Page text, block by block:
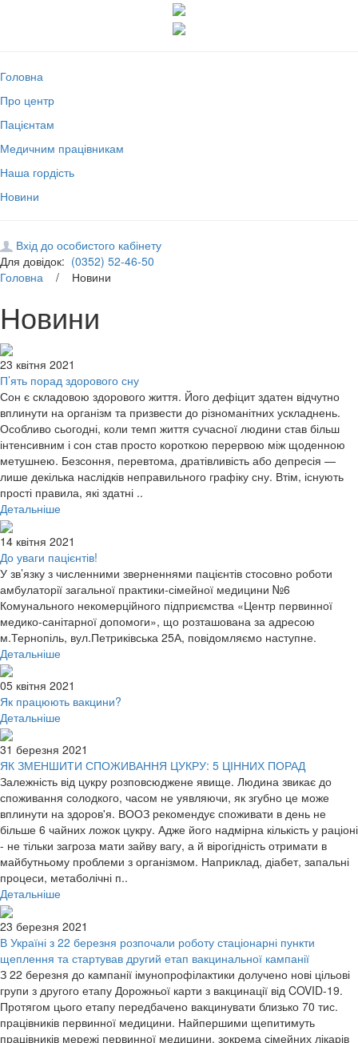
Головна
Про центр
Пацієнтам
Медичним працівникам
Наша гордість
Новини
Вхід до особистого кабінету
Для довідок: (0352) 52-46-50
Головна / Новини
Новини
23 квітня 2021
П’ять порад здорового сну
Сон є складовою здорового життя. Його дефіцит здатен відчутно
вплинути на організм та призвести до різноманітних ускладнень.
Особливо сьогодні, коли темп життя сучасної людини став більш
інтенсивним і сон став просто короткою перервою між щоденною
метушнею. Безсоння, перевтома, дратівливість або депресія —
лише декілька наслідків неправильного графіку сну. Втім, існують
прості правила, які здатні ..
Детальніше
14 квітня 2021
До уваги пацієнтів!
У зв’язку з численними зверненнями пацієнтів стосовно роботи
амбулаторії загальної практики-сімейної медицини №6
Комунального некомерційного підприємства «Центр первинної
медико-санітарної допомоги», що розташована за адресою
м.Тернопіль, вул.Петриківська 25А, повідомляємо наступне.
Детальніше
05 квітня 2021
Як працюють вакцини?
Детальніше
31 березня 2021
ЯК ЗМЕНШИТИ СПОЖИВАННЯ ЦУКРУ: 5 ЦІННИХ ПОРАД
Залежність від цукру розповсюджене явище. Людина звикає до
споживання солодкого, часом не уявляючи, як згубно це може
вплинути на здоров'я. ВООЗ рекомендує споживати в день не
більше 6 чайних ложок цукру. Адже його надмірна кількість у раціоні
- не тільки загроза мати зайву вагу, а й вірогідність отримати в
майбутньому проблеми з організмом. Наприклад, діабет, запальні
процеси, метаболічні п..
Детальніше
23 березня 2021
В Україні з 22 березня розпочали роботу стаціонарні пункти
щеплення та стартував другий етап вакцинальної кампанії
З 22 березня до кампанії імунопрофілактики долучено нові цільові
групи з другого етапу Дорожньої карти з вакцинації від COVID-19.
Протягом цього етапу передбачено вакцинувати близько 70 тис.
працівників первинної медицини. Найпершими щепитимуть
працівників мережі первинної медицини, зокрема сімейних лікарів